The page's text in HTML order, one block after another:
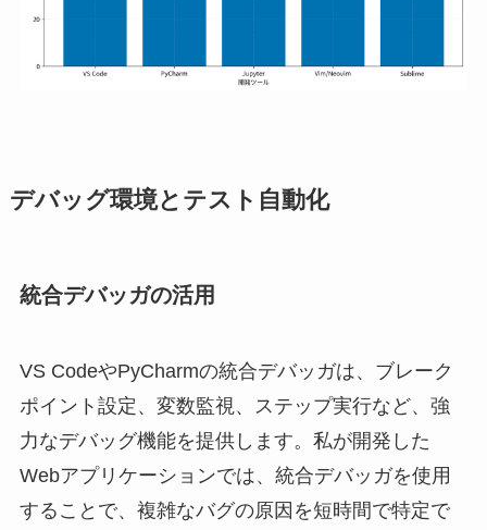
デバッグ環境とテスト自動化
統合デバッガの活用
VS CodeやPyCharmの統合デバッガは、ブレーク
ポイント設定、変数監視、ステップ実行など、強
力なデバッグ機能を提供します。私が開発した
Webアプリケーションでは、統合デバッガを使用
することで、複雑なバグの原因を短時間で特定で